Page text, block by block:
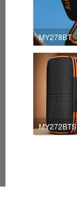
MY278BT
MY272BTS